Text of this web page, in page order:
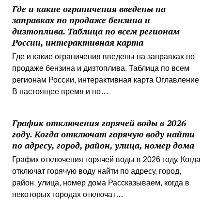
Где и какие ограничения введены на
заправках по продаже бензина и
дизтоплива. Таблица по всем регионам
России, интерактивная карта
Где и какие ограничения введены на заправках по
продаже бензина и дизтоплива. Таблица по всем
регионам России, интерактивная карта Оглавление
В настоящее время и по…
График отключения горячей воды в 2026
году. Когда отключат горячую воду найти
по адресу, город, район, улица, номер дома
График отключения горячей воды в 2026 году. Когда
отключат горячую воду найти по адресу, город,
район, улица, номер дома Рассказываем, когда в
некоторых городах отключат…